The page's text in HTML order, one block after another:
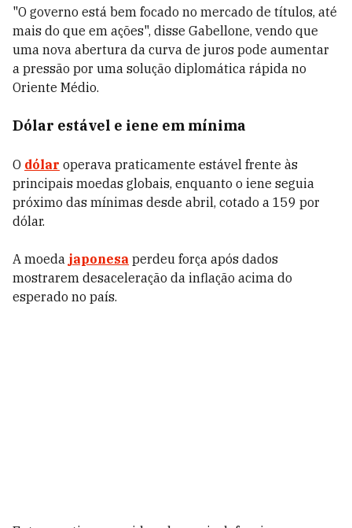
"O governo está bem focado no mercado de títulos, até
mais do que em ações", disse Gabellone, vendo que
uma nova abertura da curva de juros pode aumentar
a pressão por uma solução diplomática rápida no
Oriente Médio.
Dólar estável e iene em mínima
O dólar operava praticamente estável frente às
principais moedas globais, enquanto o iene seguia
próximo das mínimas desde abril, cotado a 159 por
dólar.
A moeda japonesa perdeu força após dados
mostrarem desaceleração da inflação acima do
esperado no país.